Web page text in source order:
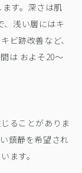
す。深さは肌
、浅い層にはキ
ビ跡改善など、
は およそ20〜
ることがありま
鎮静を希望され
ます。